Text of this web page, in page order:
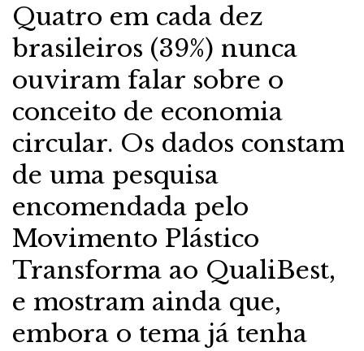
Quatro em cada dez
brasileiros (39%) nunca
ouviram falar sobre o
conceito de economia
circular. Os dados constam
de uma pesquisa
encomendada pelo
Movimento Plástico
Transforma ao QualiBest,
e mostram ainda que,
embora o tema já tenha